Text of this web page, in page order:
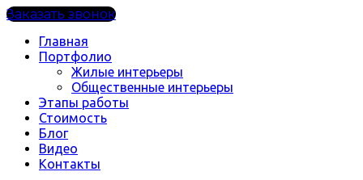
Заказать звонок
Главная
Портфолио
Жилые интерьеры
Общественные интерьеры
Этапы работы
Стоимость
Блог
Видео
Контакты